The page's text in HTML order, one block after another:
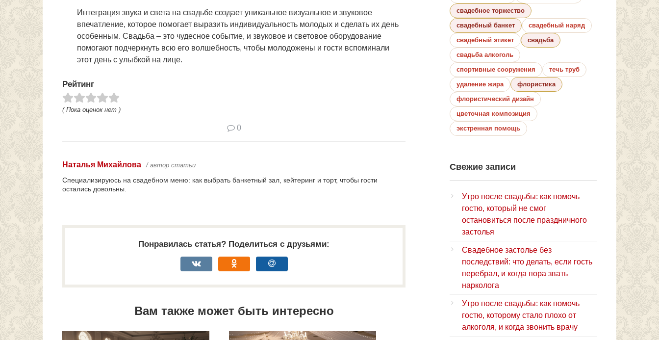
Интеграция звука и света на свадьбе создает уникальное визуальное и звуковое
впечатление, которое помогает выразить индивидуальность молодых и сделать их день
особенным. Свадьба – это чудесное событие, и звуковое и световое оборудование
помогают подчеркнуть всю его волшебность, чтобы молодожены и гости вспоминали
этот день с улыбкой на лице.
Рейтинг
( Пока оценок нет )
0
Наталья Михайлова / автор статьи
Специализируюсь на свадебном меню: как выбрать банкетный зал, кейтеринг и торт, чтобы гости
остались довольны.
Понравилась статья? Поделиться с друзьями:
Вам также может быть интересно
свадебное торжество
свадебный банкет
свадебный наряд
свадебный этикет
свадьба
свадьба алкоголь
спортивные сооружения
течь труб
удаление жира
флористика
флористический дизайн
цветочная композиция
экстренная помощь
Свежие записи
Утро после свадьбы: как помочь
гостю, который не смог
остановиться после праздничного
застолья
Свадебное застолье без
последствий: что делать, если гость
перебрал, и когда пора звать
нарколога
Утро после свадьбы: как помочь
гостю, которому стало плохо от
алкоголя, и когда звонить врачу